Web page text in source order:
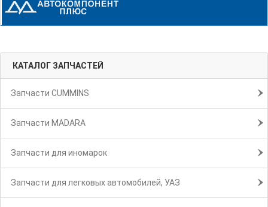
КАТАЛОГ ЗАПЧАСТЕЙ
Запчасти CUMMINS
Запчасти MADARA
Запчасти для иномарок
Запчасти для легковых автомобилей, УАЗ